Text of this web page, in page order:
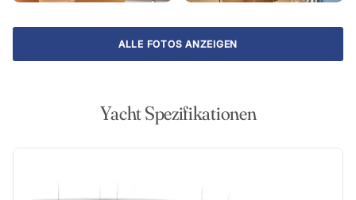
ALLE FOTOS ANZEIGEN
Yacht Spezifikationen